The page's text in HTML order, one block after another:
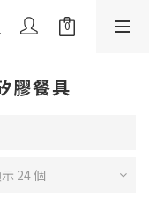
餐具
24 個